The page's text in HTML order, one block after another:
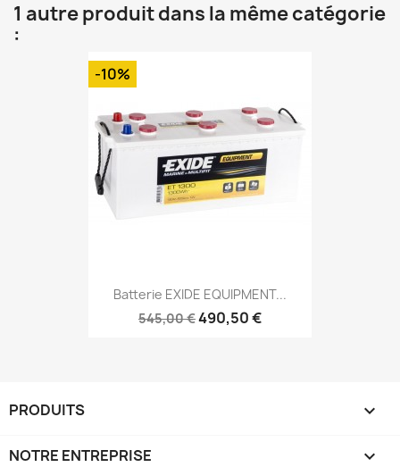
1 autre produit dans la même catégorie
:
Batterie EXIDE EQUIPMENT...
545,00 €490,50 €
-10%
PRODUITS 
NOTRE ENTREPRISE 